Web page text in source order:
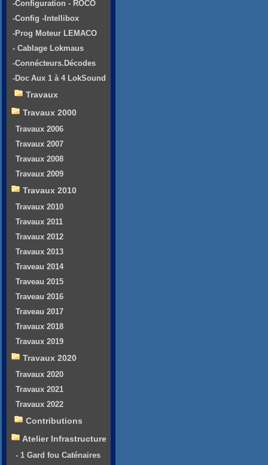
-Configuration - ROCO
-Config -Intellibox
-Prog Moteur LEMACO
- Cablage Lokmaus
-Connécteurs.Décodes
-Doc Aux 1 à 4 LokSound
Travaux
Travaux 2000
Travaux 2006
Travaux 2007
Travaux 2008
Travaux 2009
Travaux 2010
Travaux 2010
Travaux 2011
Travaux 2012
Travaux 2013
Traveau 2014
Traveau 2015
Traveau 2016
Traveau 2017
Travaux 2018
Travaux 2019
Travaux 2020
Travaux 2020
Travaux 2021
Travaux 2022
Contributions
Atelier Infrastructure
- 1 Gard fou Caténaires